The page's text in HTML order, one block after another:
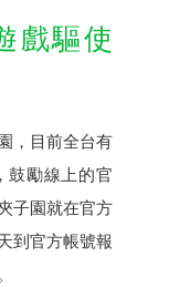
戲驅使
，目前全台有
鼓勵線上的官
子園就在官方
到官方帳號報